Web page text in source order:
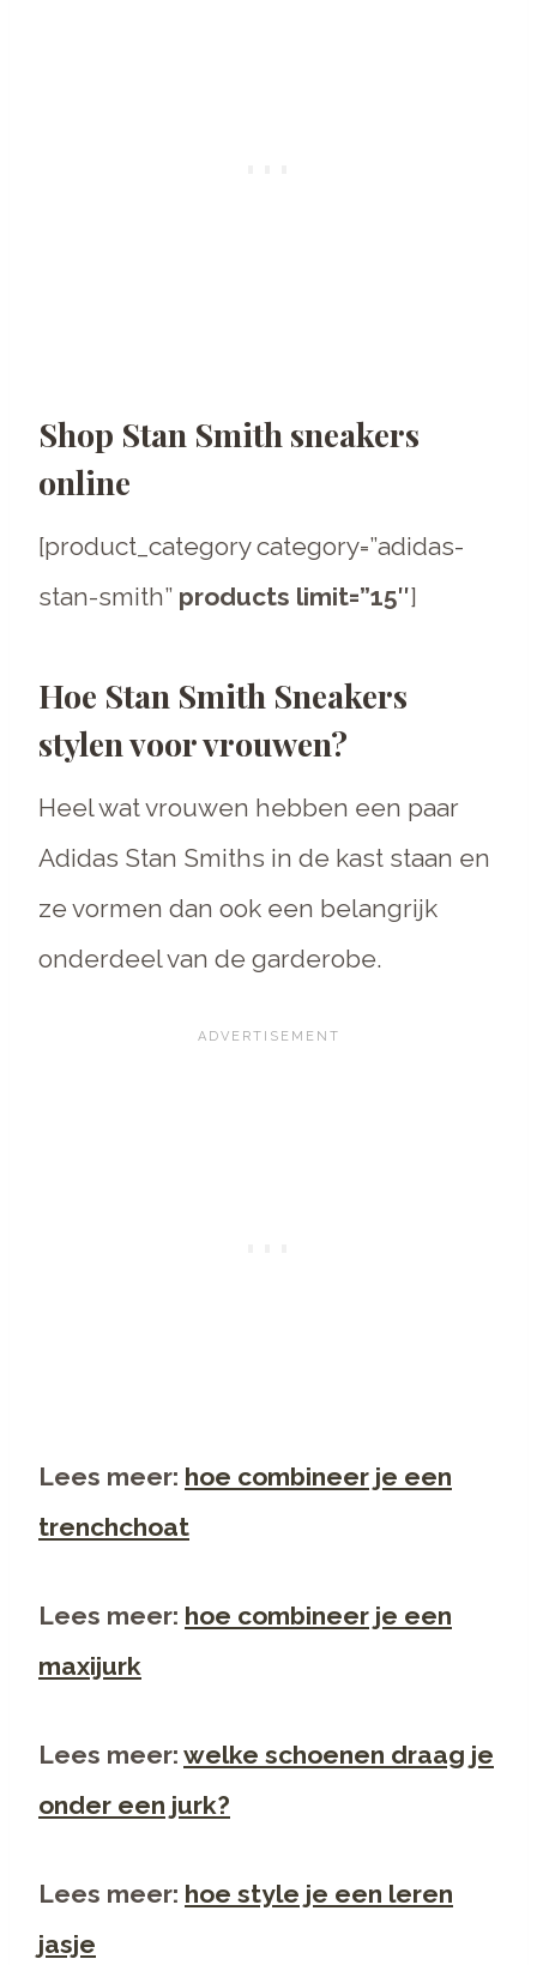
Shop Stan Smith sneakers
online
[product_category category=”adidas-
stan-smith” products limit=”15″]
Hoe Stan Smith Sneakers
stylen voor vrouwen?
Heel wat vrouwen hebben een paar
Adidas Stan Smiths in de kast staan en
ze vormen dan ook een belangrijk
onderdeel van de garderobe.
Lees meer: hoe combineer je een
trenchchoat
Lees meer: hoe combineer je een
maxijurk
Lees meer: welke schoenen draag je
onder een jurk?
Lees meer: hoe style je een leren
jasje